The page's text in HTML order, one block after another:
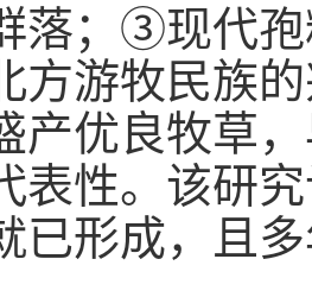
落； ③现代
方游牧民族
产优良牧草
表性。该研
已形成，且